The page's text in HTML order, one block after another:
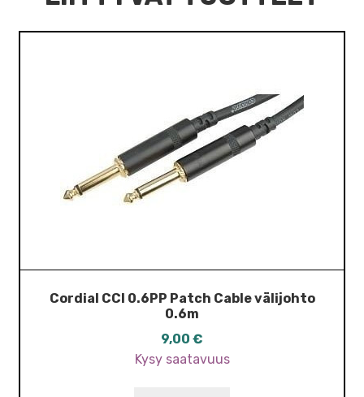
Cordial CCI 0.6PP Patch Cable välijohto
0.6m
9,00 €
Kysy saatavuus